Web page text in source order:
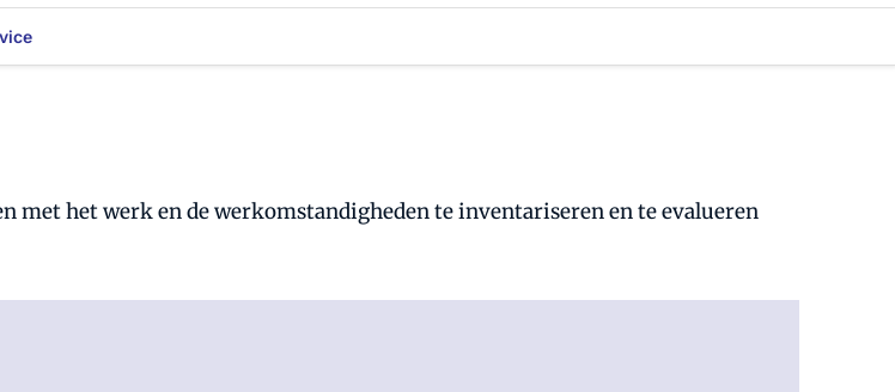
met het werk en de werkomstandigheden te inventariseren en te evalueren